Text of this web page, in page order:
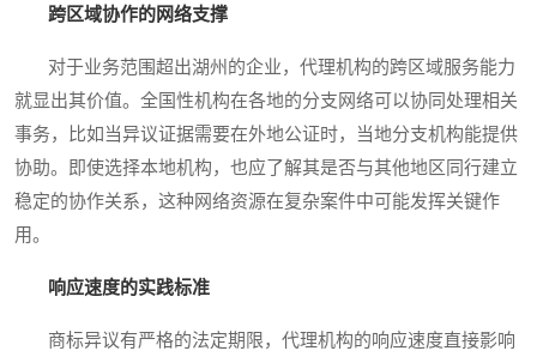
跨区域协作的网络支撑
对于业务范围超出湖州的企业，代理机构的跨区域服务能力
就显出其价值。全国性机构在各地的分支网络可以协同处理相关
事务，比如当异议证据需要在外地公证时，当地分支机构能提供
协助。即使选择本地机构，也应了解其是否与其他地区同行建立
稳定的协作关系，这种网络资源在复杂案件中可能发挥关键作
用。
响应速度的实践标准
商标异议有严格的法定期限，代理机构的响应速度直接影响